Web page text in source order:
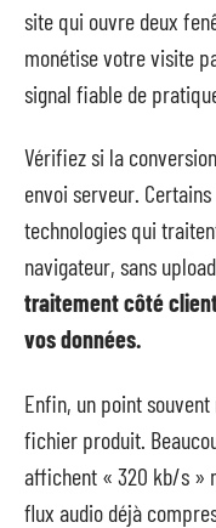
site qui ouvre deux
monétise votre visite
signal fiable de
Vérifiez si la
envoi serveur.
technologies qui
navigateur, sans
traitement côté
vos données.
Enfin, un point
fichier produit.
affichent « 320 kb/s »
flux audio déjà